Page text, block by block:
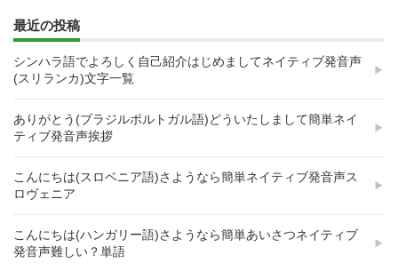
最近の投稿
シンハラ語でよろしく自己紹介はじめましてネイティブ発音声
(スリランカ)文字一覧
ありがとう(ブラジルポルトガル語)どういたしまして簡単ネイ
ティブ発音声挨拶
こんにちは(スロベニア語)さようなら簡単ネイティブ発音声ス
ロヴェニア
こんにちは(ハンガリー語)さようなら簡単あいさつネイティブ
発音声難しい？単語